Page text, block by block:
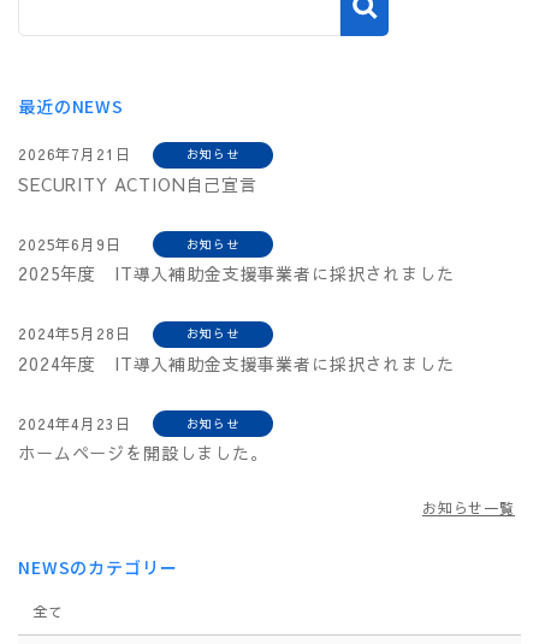
最近のNEWS
2026年7月21日 お知らせ
SECURITY ACTION自己宣言
2025年6月9日 お知らせ
2025年度 IT導入補助金支援事業者に採択されました
2024年5月28日 お知らせ
2024年度 IT導入補助金支援事業者に採択されました
2024年4月23日 お知らせ
ホームページを開設しました。
お知らせ一覧
NEWSのカテゴリー
全て